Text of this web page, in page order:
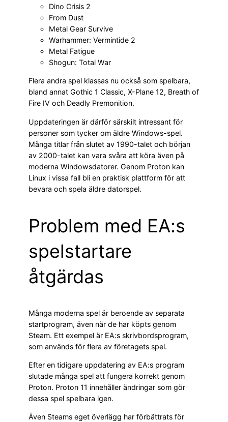
Dino Crisis 2
From Dust
Metal Gear Survive
Warhammer: Vermintide 2
Metal Fatigue
Shogun: Total War
Flera andra spel klassas nu också som spelbara,
bland annat Gothic 1 Classic, X-Plane 12, Breath of
Fire IV och Deadly Premonition.
Uppdateringen är därför särskilt intressant för
personer som tycker om äldre Windows-spel.
Många titlar från slutet av 1990-talet och början
av 2000-talet kan vara svåra att köra även på
moderna Windowsdatorer. Genom Proton kan
Linux i vissa fall bli en praktisk plattform för att
bevara och spela äldre datorspel.
Problem med EA:s
spelstartare
åtgärdas
Många moderna spel är beroende av separata
startprogram, även när de har köpts genom
Steam. Ett exempel är EA:s skrivbordsprogram,
som används för flera av företagets spel.
Efter en tidigare uppdatering av EA:s program
slutade många spel att fungera korrekt genom
Proton. Proton 11 innehåller ändringar som gör
dessa spel spelbara igen.
Även Steams eget överlägg har förbättrats för